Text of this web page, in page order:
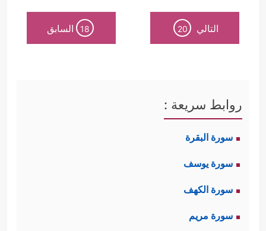
التالي 20
18 السابق
روابط سريعة :
سورة البقرة
سورة يوسف
سورة الكهف
سورة مريم